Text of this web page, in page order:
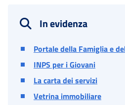
In evidenza
Portale della Famiglia e
INPS per i Giovani
La carta dei servizi
Vetrina immobiliare